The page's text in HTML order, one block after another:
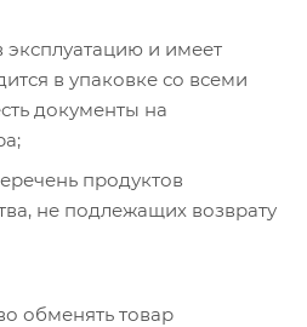
эксплуатацию и имеет
в упаковке со всеми
документы на
продуктов
не подлежащих возврату
обменять товар